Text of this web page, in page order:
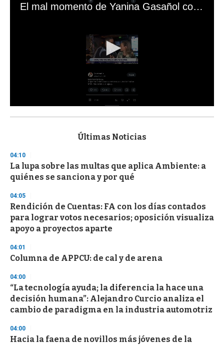
El mal momento de Yanina Gasañol con un hincha argentino en "Subrayado"
s
d
s
o
f
3
s
c
o
d
s
Últimas Noticias
04:10
La lupa sobre las multas que aplica Ambiente: a
quiénes se sanciona y por qué
04:05
Rendición de Cuentas: FA con los días contados
para lograr votos necesarios; oposición visualiza
apoyo a proyectos aparte
04:01
Columna de APPCU: de cal y de arena
04:00
“La tecnología ayuda; la diferencia la hace una
decisión humana”: Alejandro Curcio analiza el
cambio de paradigma en la industria automotriz
04:00
Hacia la faena de novillos más jóvenes de la